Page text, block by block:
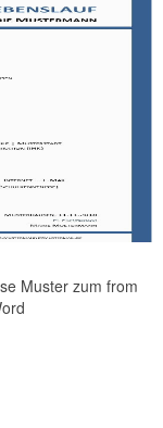
Muster zum from